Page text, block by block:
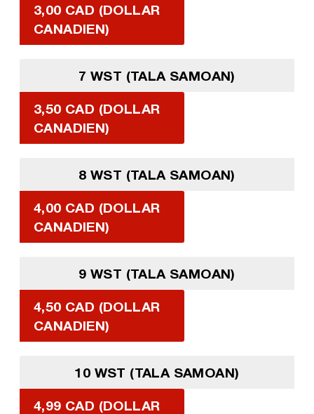
3,00 CAD (DOLLAR
CANADIEN)
7 WST (TALA SAMOAN)
3,50 CAD (DOLLAR
CANADIEN)
8 WST (TALA SAMOAN)
4,00 CAD (DOLLAR
CANADIEN)
9 WST (TALA SAMOAN)
4,50 CAD (DOLLAR
CANADIEN)
10 WST (TALA SAMOAN)
4,99 CAD (DOLLAR